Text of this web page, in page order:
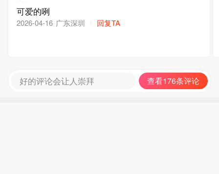
可爱的咧
2026-04-16 广东深圳 回复TA
好的评论会让人崇拜 查看176条评论